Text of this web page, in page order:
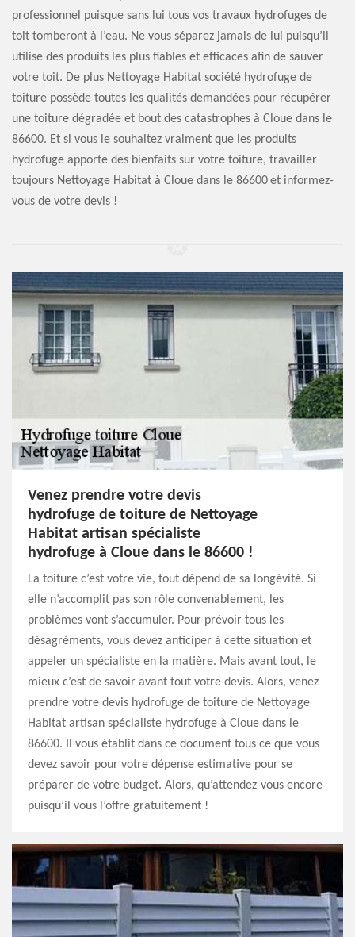
professionnel puisque sans lui tous vos travaux hydrofuges de
toit tomberont à l’eau. Ne vous séparez jamais de lui puisqu’il
utilise des produits les plus fiables et efficaces afin de sauver
votre toit. De plus Nettoyage Habitat société hydrofuge de
toiture possède toutes les qualités demandées pour récupérer
une toiture dégradée et bout des catastrophes à Cloue dans le
86600. Et si vous le souhaitez vraiment que les produits
hydrofuge apporte des bienfaits sur votre toiture, travailler
toujours Nettoyage Habitat à Cloue dans le 86600 et informez-
vous de votre devis !
Venez prendre votre devis
hydrofuge de toiture de Nettoyage
Habitat artisan spécialiste
hydrofuge à Cloue dans le 86600 !
La toiture c’est votre vie, tout dépend de sa longévité. Si
elle n’accomplit pas son rôle convenablement, les
problèmes vont s’accumuler. Pour prévoir tous les
désagréments, vous devez anticiper à cette situation et
appeler un spécialiste en la matière. Mais avant tout, le
mieux c’est de savoir avant tout votre devis. Alors, venez
prendre votre devis hydrofuge de toiture de Nettoyage
Habitat artisan spécialiste hydrofuge à Cloue dans le
86600. Il vous établit dans ce document tous ce que vous
devez savoir pour votre dépense estimative pour se
préparer de votre budget. Alors, qu’attendez-vous encore
puisqu’il vous l’offre gratuitement !